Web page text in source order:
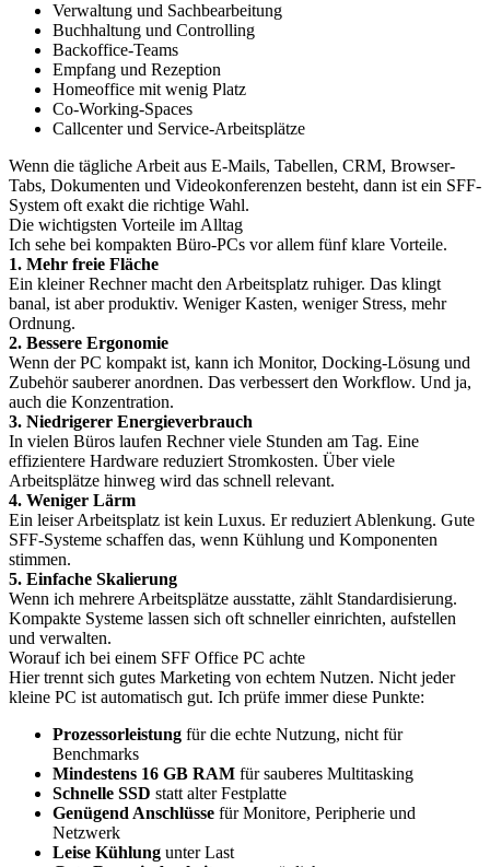
Verwaltung und Sachbearbeitung
Buchhaltung und Controlling
Backoffice-Teams
Empfang und Rezeption
Homeoffice mit wenig Platz
Co-Working-Spaces
Callcenter und Service-Arbeitsplätze
Wenn die tägliche Arbeit aus E-Mails, Tabellen, CRM, Browser-
Tabs, Dokumenten und Videokonferenzen besteht, dann ist ein SFF-
System oft exakt die richtige Wahl.
Die wichtigsten Vorteile im Alltag
Ich sehe bei kompakten Büro-PCs vor allem fünf klare Vorteile.
1. Mehr freie Fläche
Ein kleiner Rechner macht den Arbeitsplatz ruhiger. Das klingt
banal, ist aber produktiv. Weniger Kasten, weniger Stress, mehr
Ordnung.
2. Bessere Ergonomie
Wenn der PC kompakt ist, kann ich Monitor, Docking-Lösung und
Zubehör sauberer anordnen. Das verbessert den Workflow. Und ja,
auch die Konzentration.
3. Niedrigerer Energieverbrauch
In vielen Büros laufen Rechner viele Stunden am Tag. Eine
effizientere Hardware reduziert Stromkosten. Über viele
Arbeitsplätze hinweg wird das schnell relevant.
4. Weniger Lärm
Ein leiser Arbeitsplatz ist kein Luxus. Er reduziert Ablenkung. Gute
SFF-Systeme schaffen das, wenn Kühlung und Komponenten
stimmen.
5. Einfache Skalierung
Wenn ich mehrere Arbeitsplätze ausstatte, zählt Standardisierung.
Kompakte Systeme lassen sich oft schneller einrichten, aufstellen
und verwalten.
Worauf ich bei einem SFF Office PC achte
Hier trennt sich gutes Marketing von echtem Nutzen. Nicht jeder
kleine PC ist automatisch gut. Ich prüfe immer diese Punkte:
Prozessorleistung für die echte Nutzung, nicht für
Benchmarks
Mindestens 16 GB RAM für sauberes Multitasking
Schnelle SSD statt alter Festplatte
Genügend Anschlüsse für Monitore, Peripherie und
Netzwerk
Leise Kühlung unter Last